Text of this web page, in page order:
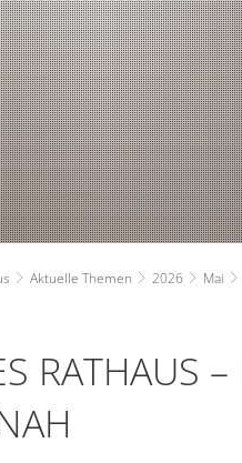
Aktuelle Themen 2026 Mai
RATHAUS